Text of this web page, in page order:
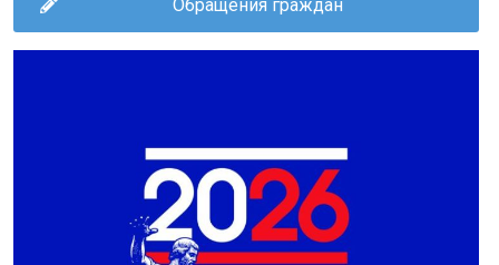
Обращения граждан